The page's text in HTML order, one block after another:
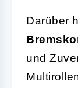
Darüber
und